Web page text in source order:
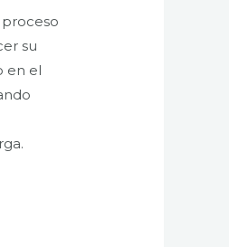
su
en el